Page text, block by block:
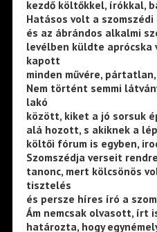
kezdő költőkkel, írókkal,
Hatásos volt a
és az ábrándos alkalmi
levélben küldte
kapott
minden művére,
Nem történt semmi
lakó
között, kiket a jó sorsuk
alá hozott, s akiknek a
költői fórum is egyben,
Szomszédja verseit
tanonc, mert kölcsönös
tisztelés
és persze híres író a
Ám nemcsak olvasott, írt
határozta, hogy